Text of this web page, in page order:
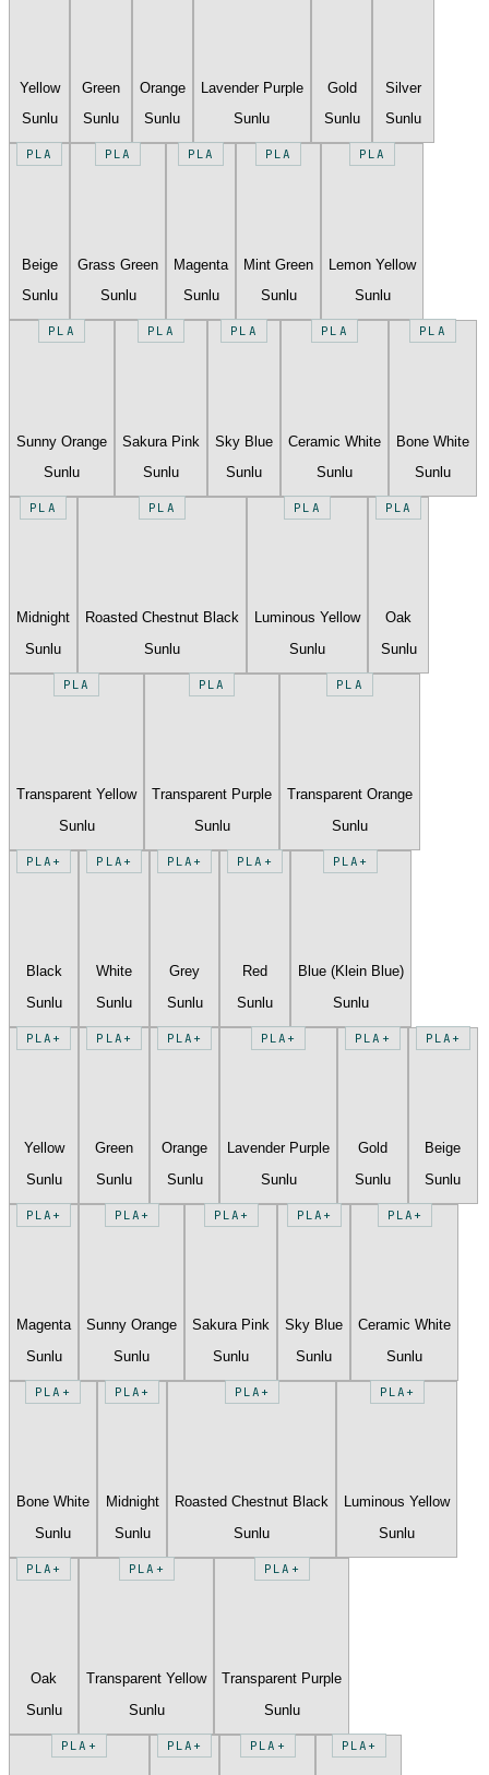
Yellow
Sunlu
Green
Sunlu
Orange
Sunlu
Lavender Purple
Sunlu
Gold
Sunlu
Silver
Sunlu
PLA
Beige
Sunlu
PLA
Grass Green
Sunlu
PLA
Magenta
Sunlu
PLA
Mint Green
Sunlu
PLA
Lemon Yellow
Sunlu
PLA
Sunny Orange
Sunlu
PLA
Sakura Pink
Sunlu
PLA
Sky Blue
Sunlu
PLA
Ceramic White
Sunlu
PLA
Bone White
Sunlu
PLA
Midnight
Sunlu
PLA
Roasted Chestnut Black
Sunlu
PLA
Luminous Yellow
Sunlu
PLA
Oak
Sunlu
PLA
Transparent Yellow
Sunlu
PLA
Transparent Purple
Sunlu
PLA
Transparent Orange
Sunlu
PLA+
Black
Sunlu
PLA+
White
Sunlu
PLA+
Grey
Sunlu
PLA+
Red
Sunlu
PLA+
Blue (Klein Blue)
Sunlu
PLA+
Yellow
Sunlu
PLA+
Green
Sunlu
PLA+
Orange
Sunlu
PLA+
Lavender Purple
Sunlu
PLA+
Gold
Sunlu
PLA+
Beige
Sunlu
PLA+
Magenta
Sunlu
PLA+
Sunny Orange
Sunlu
PLA+
Sakura Pink
Sunlu
PLA+
Sky Blue
Sunlu
PLA+
Ceramic White
Sunlu
PLA+
Bone White
Sunlu
PLA+
Midnight
Sunlu
PLA+
Roasted Chestnut Black
Sunlu
PLA+
Luminous Yellow
Sunlu
PLA+
Oak
Sunlu
PLA+
Transparent Yellow
Sunlu
PLA+
Transparent Purple
Sunlu
PLA+ PLA+ PLA+ PLA+